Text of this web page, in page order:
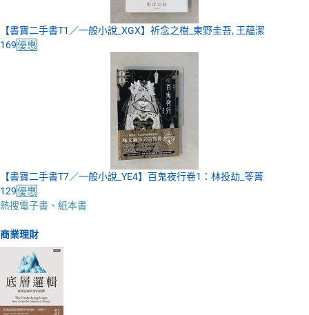
【書寶二手書T1／一般小說_XGX】祈念之樹_東野圭吾, 王蘊潔
169優惠
【書寶二手書T7／一般小說_YE4】百鬼夜行卷1：林投劫_笭菁
129優惠
熱搜電子書、紙本書
商業理財